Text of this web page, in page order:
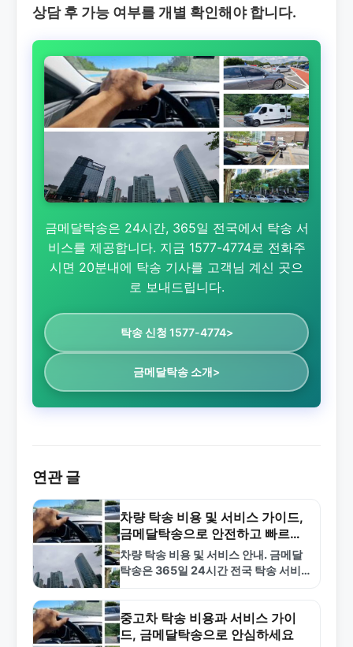
상담 후 가능 여부를 개별 확인해야 합니다.
금메달탁송은 24시간, 365일 전국에서 탁송 서
비스를 제공합니다. 지금 1577-4774로 전화주
시면 20분내에 탁송 기사를 고객님 계신 곳으
로 보내드립니다.
탁송 신청 1577-4774>
금메달탁송 소개>
연관 글
차량 탁송 비용 및 서비스 가이드,
금메달탁송으로 안전하고 빠르게
이동하기
차량 탁송 비용 및 서비스 안내. 금메달
탁송은 365일 24시간 전국 탁송 서비
세요.
중고차 탁송 비용과 서비스 가이
드, 금메달탁송으로 안심하세요